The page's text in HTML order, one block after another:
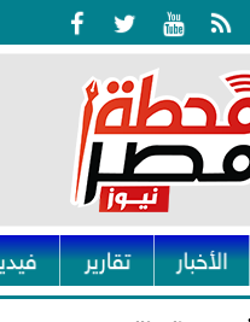
   
الأخبار تقارير